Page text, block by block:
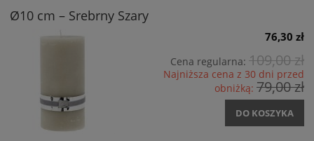
Ø10 cm – Srebrny Szary
76,30 zł
Cena regularna: 109,00 zł
Najniższa cena z 30 dni przed
obniżką: 79,00 zł
DO KOSZYKA